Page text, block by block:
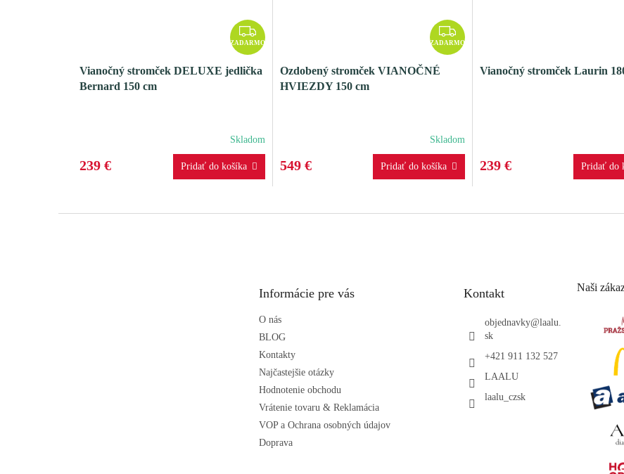
Z
A
D
ZADARMO
Vianočný stromček DELUXE jedlička
Bernard 150 cm
Skladom
239 €
Z
A
ZADARMO
Ozdobený stromček VIANOČNÉ
HVIEZDY 150 cm
Skladom
549 €
Vianočný stromček Laurin
239 €
Informácie pre vás
O nás
BLOG
Kontakty
Najčastejšie otázky
Hodnotenie obchodu
Vrátenie tovaru & Reklamácia
VOP a Ochrana osobných údajov
Doprava
Kontakt
objednavky@laalu.
sk
+421 911 132 527
LAALU
laalu_czsk
Naši